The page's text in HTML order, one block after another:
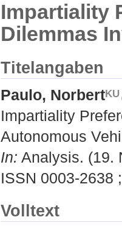
Impartiality
Dilemmas
Titelangaben
Paulo, Norbert
Impartiality
Autonomous
In: Analysis. (19.
ISSN 0003-2638
Volltext